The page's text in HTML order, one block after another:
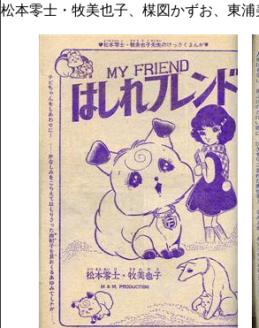
松本零士・牧美也子、楳図かずお、東